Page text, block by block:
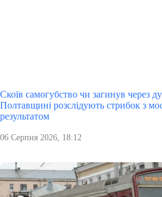
Скоїв самогубство чи загинув через
Полтавщині розслідують стрибок з
результатом
06 Серпня 2026, 18:12